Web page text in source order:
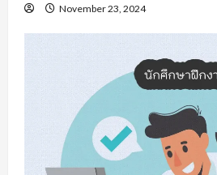
November 23, 2024